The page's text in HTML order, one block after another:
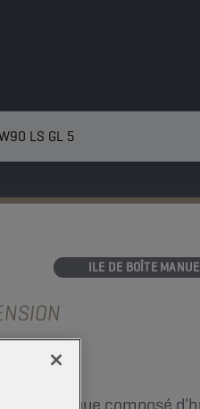
LS GL 5
HUILE DE BOÎTE
5